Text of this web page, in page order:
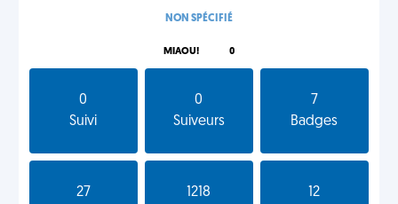
NON SPÉCIFIÉ
MIAOU! 0
0
Suivi
0
Suiveurs
7
Badges
27
1218
12